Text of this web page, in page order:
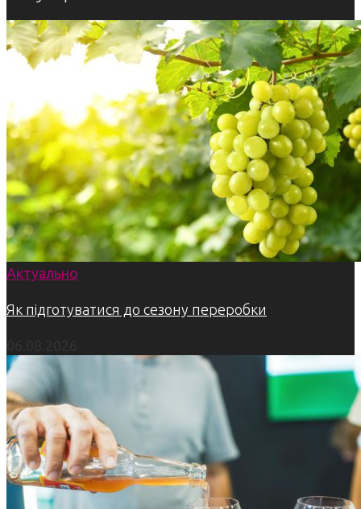
Актуально
Як підготуватися до сезону переробки